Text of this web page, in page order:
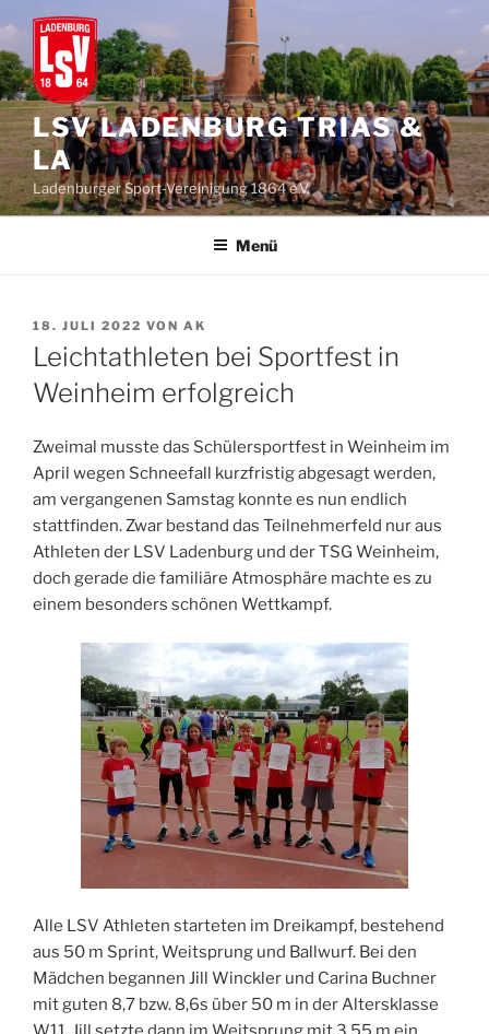
Inhalt
springen
LSV LADENBURG TRIAS &
LA
Ladenburger Sport-Vereinigung 1864 e.V.
Menü
VERÖFFENTLICHT
AM
18. JULI 2022 VON AK
Leichtathleten bei Sportfest in
Weinheim erfolgreich
Zweimal musste das Schülersportfest in Weinheim im
April wegen Schneefall kurzfristig abgesagt werden,
am vergangenen Samstag konnte es nun endlich
stattfinden. Zwar bestand das Teilnehmerfeld nur aus
Athleten der LSV Ladenburg und der TSG Weinheim,
doch gerade die familiäre Atmosphäre machte es zu
einem besonders schönen Wettkampf.
Alle LSV Athleten starteten im Dreikampf, bestehend
aus 50 m Sprint, Weitsprung und Ballwurf. Bei den
Mädchen begannen Jill Winckler und Carina Buchner
mit guten 8,7 bzw. 8,6s über 50 m in der Altersklasse